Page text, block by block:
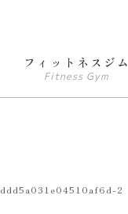
フィットネスジム
Fitness Gym
2